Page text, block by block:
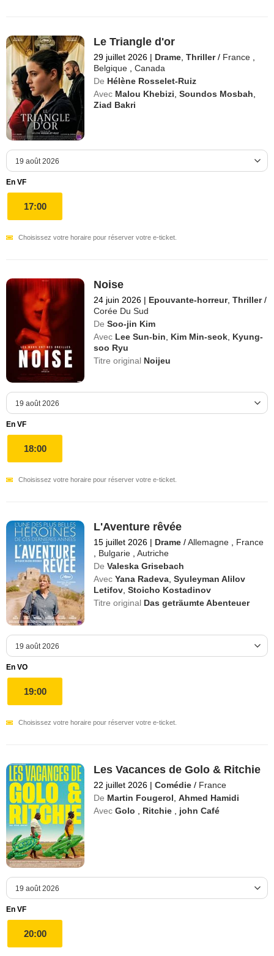
Le Triangle d'or
29 juillet 2026 | Drame ,Thriller / France
Belgique ,Canada
De Hélène Rosselet-Ruiz
Avec Malou Khebizi ,Soundos Mosbah
Ziad Bakri
En VF
17:00
Choisissez votre horaire pour réserver votre e-ticket.
Noise
24 juin 2026 | Epouvante-horreur,Thriller /
Corée Du Sud
De Soo-jin Kim
Avec Lee Sun-bin Kim Min-seok Kyung-
soo Ryu
Titre original Noijeu
En VF
18:00
Choisissez votre horaire pour réserver votre e-ticket.
L'Aventure rêvée
15 juillet 2026 | Drame / Allemagne
France
Bulgarie ,Autriche
De Valeska Grisebach
Avec Yana Radeva ,Syuleyman Alilov
Letifov ,Stoicho Kostadinov
Titre original Das geträumte Abenteuer
En VO
19:00
Choisissez votre horaire pour réserver votre e-ticket.
Les Vacances de Golo & Ritchie
22 juillet 2026 | Comédie / France
De Martin Fougerol ,Ahmed Hamidi
Avec Golo Ritchie john Café
En VF
20:00